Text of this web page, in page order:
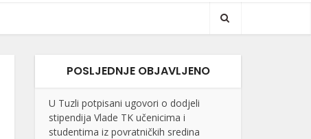
POSLJEDNJE OBJAVLJENO
U Tuzli potpisani ugovori o dodjeli
stipendija Vlade TK učenicima i
studentima iz povratničkih sredina